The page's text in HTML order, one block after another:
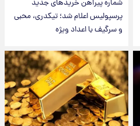
شماره پیراهن خریدهای جدید
پرسپولیس اعلام شد؛ تیکدری، محبی
و سرگیف با اعداد ویژه